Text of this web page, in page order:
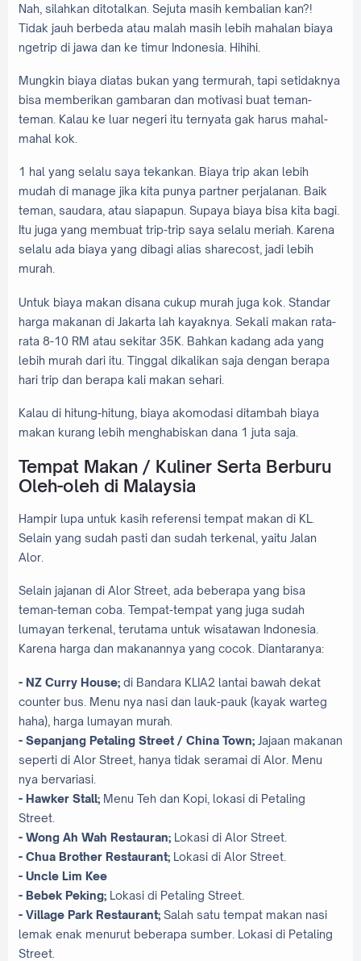
Nah, silahkan ditotalkan. Sejuta masih kembalian kan?!
Tidak jauh berbeda atau malah masih lebih mahalan biaya
ngetrip di jawa dan ke timur Indonesia. Hihihi.
Mungkin biaya diatas bukan yang termurah, tapi setidaknya
bisa memberikan gambaran dan motivasi buat teman-
teman. Kalau ke luar negeri itu ternyata gak harus mahal-
mahal kok.
1 hal yang selalu saya tekankan. Biaya trip akan lebih
mudah di manage jika kita punya partner perjalanan. Baik
teman, saudara, atau siapapun. Supaya biaya bisa kita bagi.
Itu juga yang membuat trip-trip saya selalu meriah. Karena
selalu ada biaya yang dibagi alias sharecost, jadi lebih
murah.
Untuk biaya makan disana cukup murah juga kok. Standar
harga makanan di Jakarta lah kayaknya. Sekali makan rata-
rata 8-10 RM atau sekitar 35K. Bahkan kadang ada yang
lebih murah dari itu. Tinggal dikalikan saja dengan berapa
hari trip dan berapa kali makan sehari.
Kalau di hitung-hitung, biaya akomodasi ditambah biaya
makan kurang lebih menghabiskan dana 1 juta saja.
Tempat Makan / Kuliner Serta Berburu
Oleh-oleh di Malaysia
Hampir lupa untuk kasih referensi tempat makan di KL.
Selain yang sudah pasti dan sudah terkenal, yaitu Jalan
Alor.
Selain jajanan di Alor Street, ada beberapa yang bisa
teman-teman coba. Tempat-tempat yang juga sudah
lumayan terkenal, terutama untuk wisatawan Indonesia.
Karena harga dan makanannya yang cocok. Diantaranya:
- NZ Curry House; di Bandara KLIA2 lantai bawah dekat
counter bus. Menu nya nasi dan lauk-pauk (kayak warteg
haha), harga lumayan murah.
- Sepanjang Petaling Street / China Town; Jajaan makanan
seperti di Alor Street, hanya tidak seramai di Alor. Menu
nya bervariasi.
- Hawker Stall; Menu Teh dan Kopi, lokasi di Petaling
Street.
- Wong Ah Wah Restauran; Lokasi di Alor Street.
- Chua Brother Restaurant; Lokasi di Alor Street.
- Uncle Lim Kee
- Bebek Peking; Lokasi di Petaling Street.
- Village Park Restaurant; Salah satu tempat makan nasi
lemak enak menurut beberapa sumber. Lokasi di Petaling
Street.